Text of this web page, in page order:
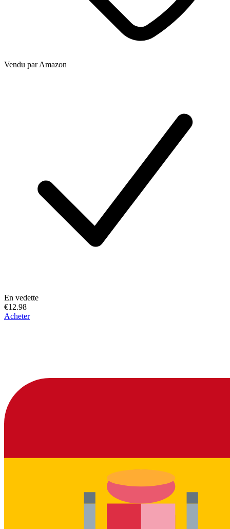
Vendu parAmazon
En vedette
€12.98
Acheter